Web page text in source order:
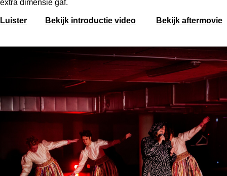
extra dimensie gaf.
Luister Bekijk introductie video Bekijk aftermovie